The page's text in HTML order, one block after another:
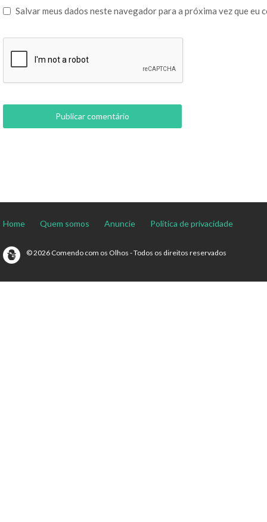
Salvar meus dados neste navegador para a próxima vez que eu
Home Quem somos Anuncie Política de privacidade
© 2026 Comendo com os Olhos - Todos os direitos reservados